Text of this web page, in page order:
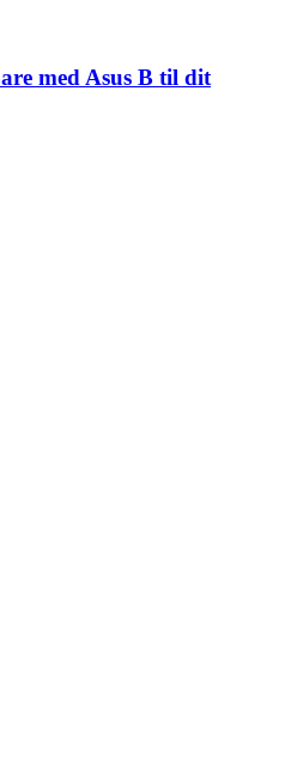
med Asus B til dit